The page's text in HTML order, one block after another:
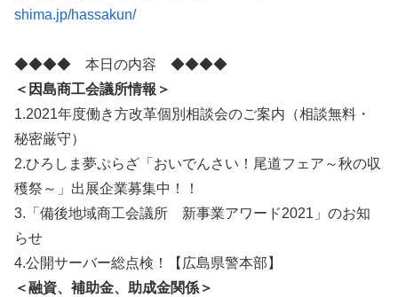
shima.jp/hassakun/
◆◆◆◆ 本日の内容 ◆◆◆◆
＜因島商工会議所情報＞
1.2021年度働き方改革個別相談会のご案内（相談無料・
秘密厳守）
2.ひろしま夢ぷらざ「おいでんさい！尾道フェア～秋の収
穫祭～」出展企業募集中！！
3.「備後地域商工会議所 新事業アワード2021」のお知
らせ
4.公開サーバー総点検！【広島県警本部】
＜融資、補助金、助成金関係＞